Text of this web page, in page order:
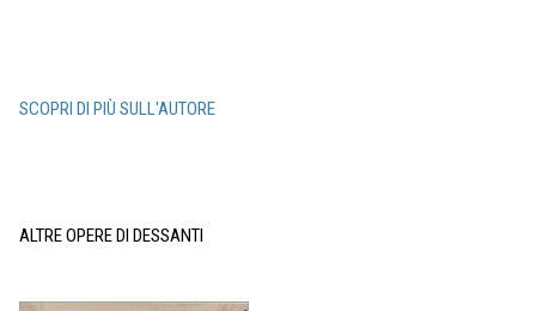
SCOPRI DI PIÙ SULL'AUTORE
ALTRE OPERE DI DESSANTI